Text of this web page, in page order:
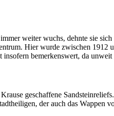
weiter wuchs, dehnte sie
Hier wurde zwischen
bemerkenswert, da
geschaffene
der auch das